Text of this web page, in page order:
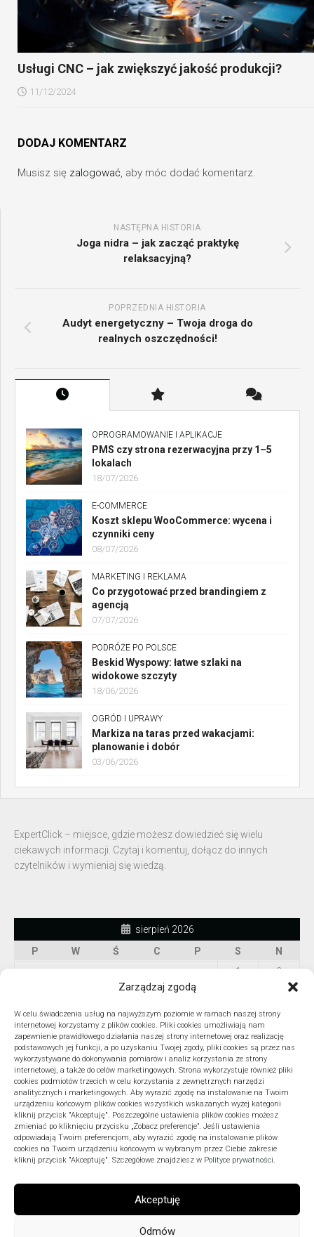
Zarządzaj zgodą
W celu świadczenia usług na najwyższym poziomie w ramach naszej strony
internetowej korzystamy z plików cookies. Pliki cookies umożliwiają nam
zapewnienie prawidłowego działania naszej strony internetowej oraz realizację
podstawowych jej funkcji, a po uzyskaniu Twojej zgody, pliki cookies są przez nas
wykorzystywane do dokonywania pomiarów i analiz korzystania ze strony
internetowej, a także do celów marketingowych. Strona wykorzystuje również pliki
cookies podmiotów trzecich w celu korzystania z zewnętrznych narzędzi
analitycznych i marketingowych. Aby wyrazić zgodę na instalowanie na Twoim
urządzeniu końcowym plików cookies wszystkich wskazanych wyżej kategorii
kliknij przycisk "Akceptuję". Poszczególne ustawienia plików cookies możesz
zmieniać po kliknięciu przycisku „Zobacz preferencje”. Jeśli ustawienia
odpowiadają Twoim preferencjom, aby wyrazić zgodę na instalowanie plików
cookies na Twoim urządzeniu końcowym w wybranym przez Ciebie zakresie
kliknij przycisk "Akceptuję". Szczegółowe znajdziesz w Polityce prywatności.
Akceptuję
Odmów
Usługi CNC – jak zwiększyć jakość produkcji?
11/12/2024
DODAJ KOMENTARZ
Musisz się zalogować, aby móc dodać komentarz.
NASTĘPNA HISTORIA
Joga nidra – jak zacząć praktykę
relaksacyjną?
POPRZEDNIA HISTORIA
Audyt energetyczny – Twoja droga do
realnych oszczędności!
OPROGRAMOWANIE I APLIKACJE
PMS czy strona rezerwacyjna przy 1–5
lokalach
18/07/2026
E-COMMERCE
Koszt sklepu WooCommerce: wycena i
czynniki ceny
08/07/2026
MARKETING I REKLAMA
Co przygotować przed brandingiem z
agencją
07/07/2026
PODRÓŻE PO POLSCE
Beskid Wyspowy: łatwe szlaki na
widokowe szczyty
18/06/2026
OGRÓD I UPRAWY
Markiza na taras przed wakacjami:
planowanie i dobór
03/06/2026
ExpertClick – miejsce, gdzie możesz dowiedzieć się wielu
ciekawych informacji. Czytaj i komentuj, dołącz do innych
czytelników i wymieniaj się wiedzą.
sierpień 2026
P
W Ś C P S
N
1
2
6 7
10
11 12 13 14 15
16
17
18 19 20 21 22
23
24
25 26 27 28 29
30
31
« lip
ARCHIWA